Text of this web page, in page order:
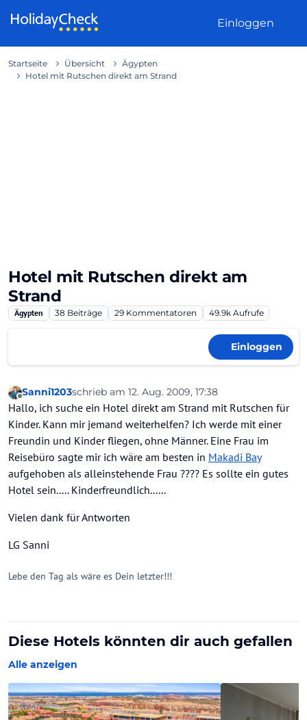
Einloggen
Startseite Übersicht
Ägypten
Hotel mit Rutschen direkt am Strand
Hotel mit Rutschen direkt am
Strand
Ägypten 38 Beiträge 29 Kommentatoren 49.9k Aufrufe
Einloggen
Offline
Sanni1203schrieb am 12. Aug. 2009, 17:38
zuletzt editiert von
Hallo, ich suche ein Hotel direkt am Strand mit Rutschen für
Kinder. Kann mir jemand weiterhelfen? Ich werde mit einer
Freundin und Kinder fliegen, ohne Männer. Eine Frau im
Reisebüro sagte mir ich wäre am besten in Makadi Bay
aufgehoben als alleinstehende Frau ???? Es sollte ein gutes
Hotel sein..... Kinderfreundlich......
Vielen dank für Antworten
LG Sanni
Lebe den Tag als wäre es Dein letzter!!!